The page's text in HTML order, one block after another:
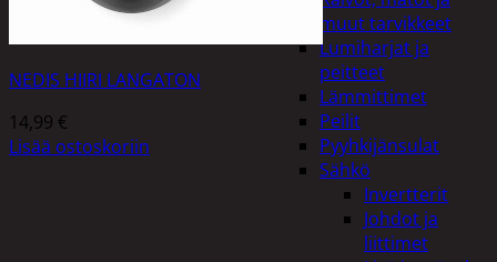
muut tarvikkeet
Lumiharjat ja
peitteet
Lämmittimet
Peilit
Pyyhkijänsulat
Sähkö
Invertterit
Johdot ja
liittimet
NEDIS HIIRI LANGATON
14,99 €
Lisää ostoskoriin